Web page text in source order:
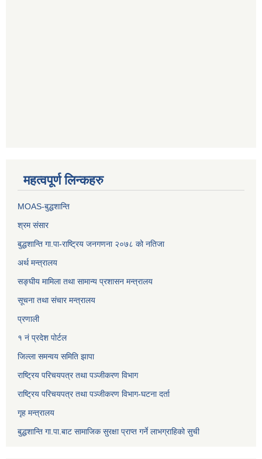
महत्वपूर्ण लिन्कहरु
MOAS-बुद्धशान्ति
श्रम संसार
बुद्धशान्ति गा.पा-राष्ट्रिय जनगणना २०७८ को नतिजा
अर्थ मन्त्रालय
सङ्‍घीय मामिला तथा सामान्य प्रशासन मन्त्रालय
सूचना तथा संचार मन्त्रालय
प्रणाली
१ नं प्रदेश पोर्टल
जिल्ला समन्वय समिति झापा
राष्ट्रिय परिचयपत्र तथा पञ्जीकरण विभाग
राष्ट्रिय परिचयपत्र तथा पञ्जीकरण विभाग-घटना दर्ता
गृह मन्त्रालय
बुद्धशान्ति गा.पा.बाट सामाजिक सुरक्षा प्राप्त गर्ने लाभग्राहिको सुची